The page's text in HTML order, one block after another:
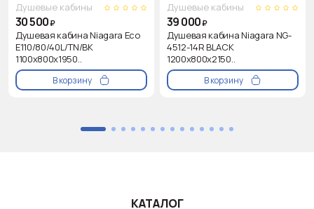
Душевые кабины
30 500₽
Душевая кабина Niagara Eco
E110/80/40L/TN/BK
1100х800х1950..
В корзину
Душевые кабины
39 000₽
Душевая кабина Niagara NG-
4512-14R BLACK
1200х800х2150..
В корзину
КАТАЛОГ